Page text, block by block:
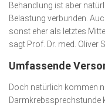
Behandlung ist aber
Belastung verbunden.
sonst eher als letztes
sagt Prof. Dr. med. Oliver
Umfassende
Doch natürlich kommen
Darmkrebssprechstunde